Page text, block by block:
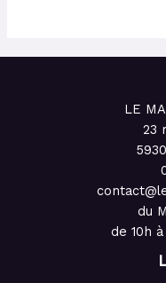
LE
23
du
de 10h